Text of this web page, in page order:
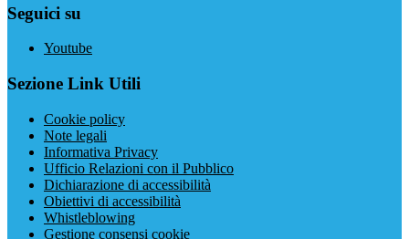
Seguici su
Youtube
Sezione Link Utili
Cookie policy
Note legali
Informativa Privacy
Ufficio Relazioni con il Pubblico
Dichiarazione di accessibilità
Obiettivi di accessibilità
Whistleblowing
Gestione consensi cookie